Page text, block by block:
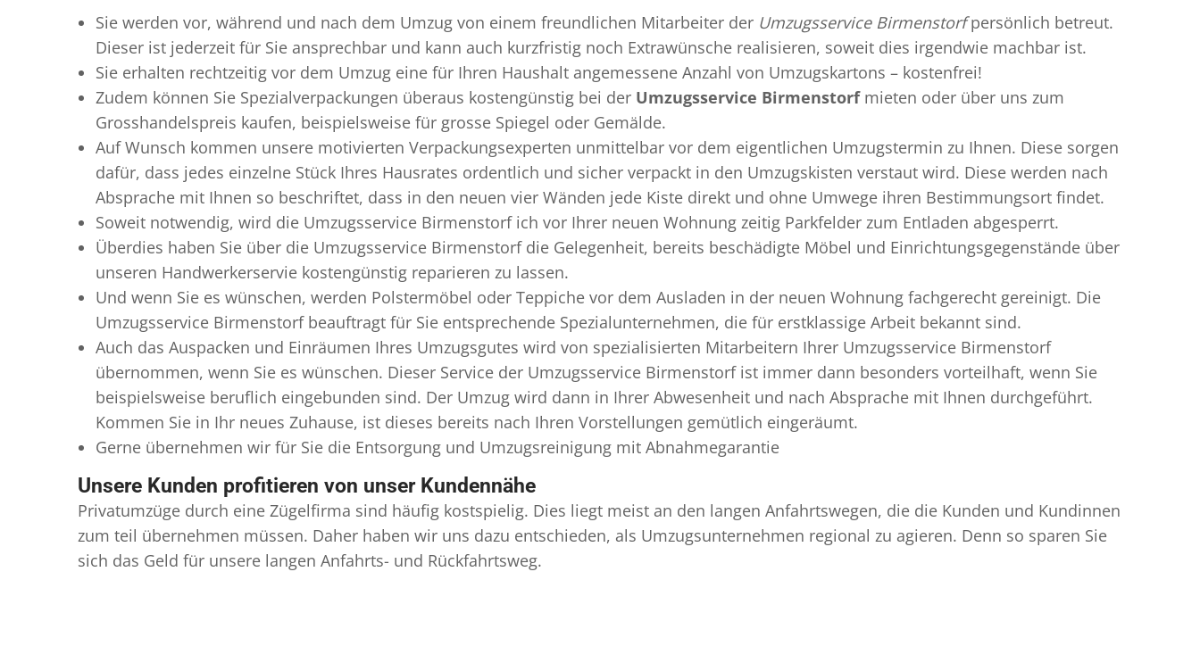
Sie werden vor, während und nach dem Umzug von einem freundlichen Mitarbeiter der Umzugsservice Birmenstorfpersönlich betreut.
Dieser ist jederzeit für Sie ansprechbar und kann auch kurzfristig noch Extrawünsche realisieren, soweit dies irgendwie machbar ist.
Sie erhalten rechtzeitig vor dem Umzug eine für Ihren Haushalt angemessene Anzahl von Umzugskartons – kostenfrei!
Zudem können Sie Spezialverpackungen überaus kostengünstig bei der Umzugsservice Birmenstorfmieten oder über uns zum
Grosshandelspreis kaufen, beispielsweise für grosse Spiegel oder Gemälde.
Auf Wunsch kommen unsere motivierten Verpackungsexperten unmittelbar vor dem eigentlichen Umzugstermin zu Ihnen. Diese sorgen
dafür, dass jedes einzelne Stück Ihres Hausrates ordentlich und sicher verpackt in den Umzugskisten verstaut wird. Diese werden nach
Absprache mit Ihnen so beschriftet, dass in den neuen vier Wänden jede Kiste direkt und ohne Umwege ihren Bestimmungsort findet.
Soweit notwendig, wird die Umzugsservice Birmenstorf ich vor Ihrer neuen Wohnung zeitig Parkfelder zum Entladen abgesperrt.
Überdies haben Sie über die Umzugsservice Birmenstorf die Gelegenheit, bereits beschädigte Möbel und Einrichtungsgegenstände über
unseren Handwerkerservie kostengünstig reparieren zu lassen.
Und wenn Sie es wünschen, werden Polstermöbel oder Teppiche vor dem Ausladen in der neuen Wohnung fachgerecht gereinigt. Die
Umzugsservice Birmenstorf beauftragt für Sie entsprechende Spezialunternehmen, die für erstklassige Arbeit bekannt sind.
Auch das Auspacken und Einräumen Ihres Umzugsgutes wird von spezialisierten Mitarbeitern Ihrer Umzugsservice Birmenstorf
übernommen, wenn Sie es wünschen. Dieser Service der Umzugsservice Birmenstorf ist immer dann besonders vorteilhaft, wenn Sie
beispielsweise beruflich eingebunden sind. Der Umzug wird dann in Ihrer Abwesenheit und nach Absprache mit Ihnen durchgeführt.
Kommen Sie in Ihr neues Zuhause, ist dieses bereits nach Ihren Vorstellungen gemütlich eingeräumt.
Gerne übernehmen wir für Sie die Entsorgung und Umzugsreinigung mit Abnahmegarantie
Unsere Kunden profitieren von unser Kundennähe
Privatumzüge durch eine Zügelfirma sind häufig kostspielig. Dies liegt meist an den langen Anfahrtswegen, die die Kunden und Kundinnen
zum teil übernehmen müssen. Daher haben wir uns dazu entschieden, als Umzugsunternehmen regional zu agieren. Denn so sparen Sie
sich das Geld für unsere langen Anfahrts- und Rückfahrtsweg.